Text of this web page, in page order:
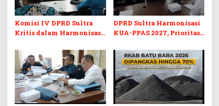
Komisi IV DPRD Sultra
Kritis dalam Harmonisasi
Perubahan APBD 2026
DPRD Sultra Harmonisasi
KUA-PPAS 2027, Prioritas
dan Pelunasan Utang
Infrastruktur